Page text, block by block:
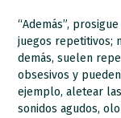
“Además”,
juegos repetitivos;
demás, suelen
obsesivos y
ejemplo, aletear
sonidos agudos,